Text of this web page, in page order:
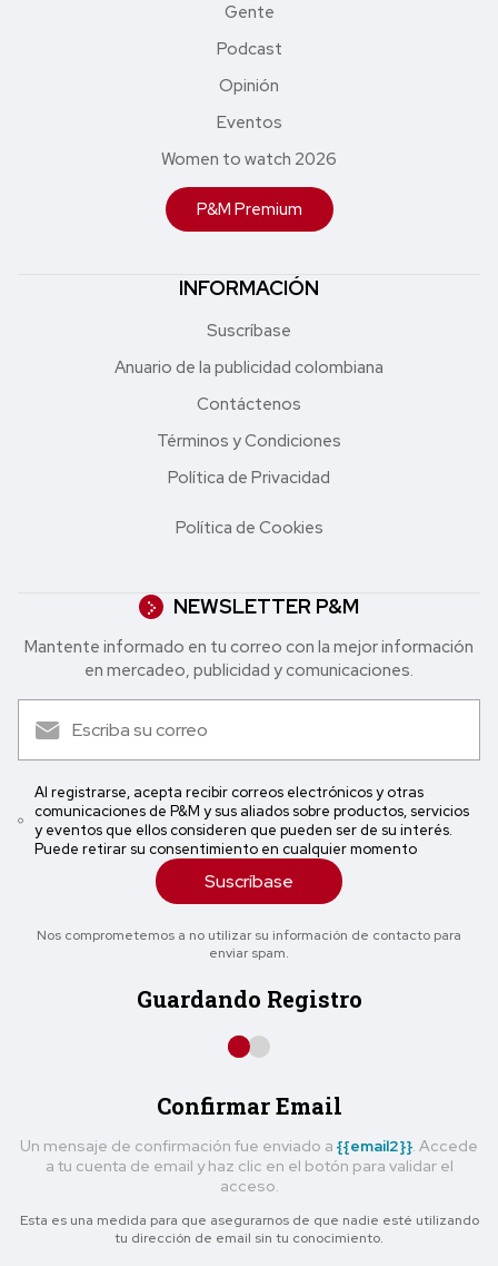
Gente
Podcast
Opinión
Eventos
Women to watch 2026
P&M Premium
INFORMACIÓN
Suscríbase
Anuario de la publicidad colombiana
Contáctenos
Términos y Condiciones
Política de Privacidad
Política de Cookies
NEWSLETTER P&M
Mantente informado en tu correo con la mejor in formación
en mercadeo, publicidad y comunicaciones.
Al registrarse, acepta recibir correos electrónicos y otras
comunicaciones de P&M y sus aliados sobre productos, servicios
y eventos que ellos consideren que pueden ser de su interés.
Puede retirar su consentimiento en cualquier momento
Suscríbase
Nos comprometemos a no utilizar su información de contacto para
enviar spam.
Guardando Registro
Confirmar Email
Un mensaje de confirmación fue enviado a {{email2}}. Accede
a tu cuenta de email y haz clic en el botón para validar el
acceso.
Esta es una medida para que asegurarnos de que nadie esté utilizando
tu dirección de email sin tu conocimiento.